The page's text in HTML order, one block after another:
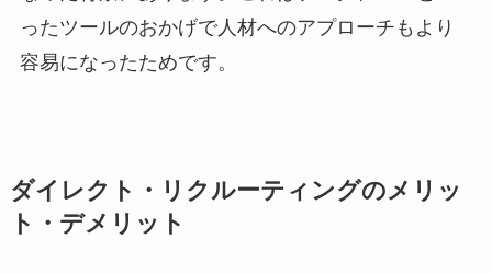
ったツールのおかげで人材へのアプローチもより
容易になったためです。
ダイレクト・リクルーティングのメリッ
ト・デメリット